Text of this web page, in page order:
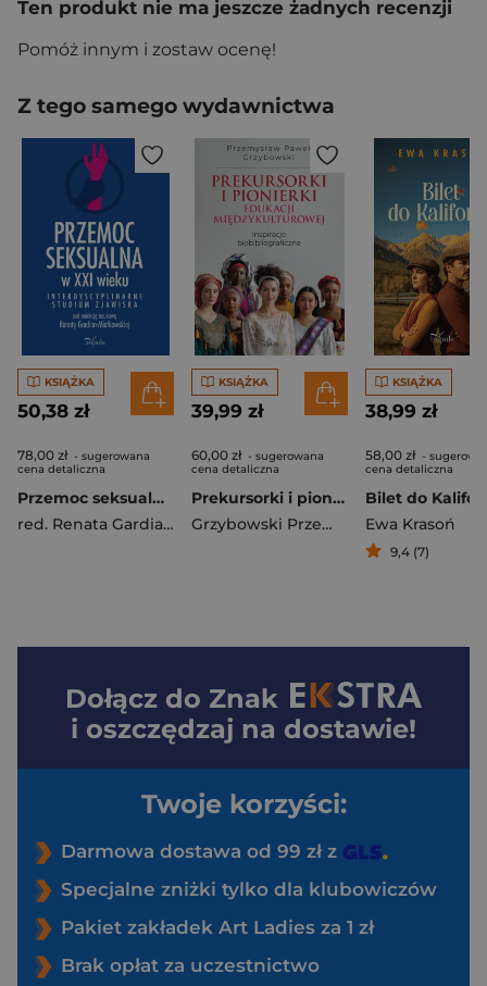
Ten produkt nie ma jeszcze żadnych recenzji
Pomóż innym i zostaw ocenę!
Z tego samego wydawnictwa
KSIĄŻKA
50,38 zł
78,00 zł - sugerowana
cena detaliczna
Przemoc seksualna w XXI wieku Interdyscyplinarne studium zjawiska
red. Renata Gardian-Miałkowska
KSIĄŻKA
39,99 zł
60,00 zł - sugerowana
cena detaliczna
Prekursorki i pionierki edukacji międzykulturowej Inspiracje biobibliograficzne
Grzybowski Przemysław Paweł
KSIĄŻKA
38,99 zł
58,00 zł -
cena detaliczna
Bilet do
Ewa Krasoń
9,4 (7)
Dołącz do Znak
i oszczędzaj na dostawie!
Twoje korzyści:
Darmowa dostawa od 99 zł z
Specjalne zniżki tylko dla klubowiczów
Pakiet zakładek Art Ladies za 1 zł
Brak opłat za uczestnictwo